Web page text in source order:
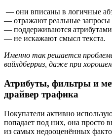
— они вписаны в логичные
— отражают реальные запросы
— поддерживаются
— не искажают смысл текста.
Именно так решается
вайлдберриз, даже при
Атрибуты, фильтры и
драйвер трафика
Покупатели активно
попадает под них, она просто
из самых недооценённых